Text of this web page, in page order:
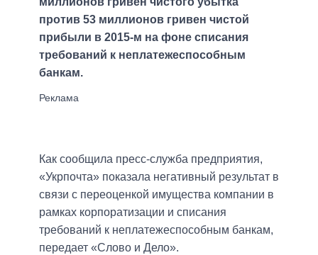
против 53 миллионов гривен чистой
прибыли в 2015-м на фоне списания
требований к неплатежеспособным
банкам.
Как сообщила пресс-служба предприятия,
«Укрпочта» показала негативный результат в
связи с переоценкой имущества компании в
рамках корпоратизации и списания
требований к неплатежеспособным банкам,
передает «Слово и Дело».